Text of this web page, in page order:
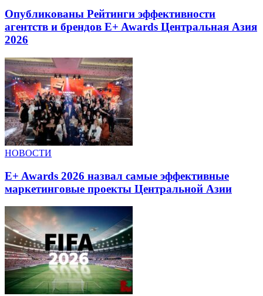
Опубликованы Рейтинги эффективности
агентств и брендов E+ Awards Центральная Азия
2026
НОВОСТИ
E+ Awards 2026 назвал самые эффективные
маркетинговые проекты Центральной Азии